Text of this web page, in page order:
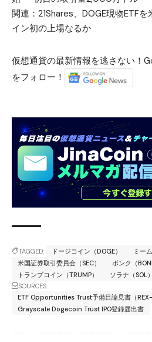
関連： 21Shares、DOGE現物ETF
イン初の上場なるか
仮想通貨の最新情報を逃さない！
をフォロー！
TAGGED: ドージコイン（DOGE） ミー
米国証券取引委員会（SEC）
ボンク（
トランプコイン（TRUMP）
ソラナ（SOL）
SOURCES:
ETF Opportunities Trust予備目論見書（REX-
Grayscale Dogecoin Trust IPO登録届出書